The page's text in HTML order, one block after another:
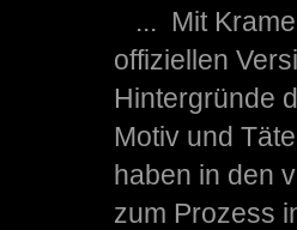
... Mit
offiziellen
Hintergründe
Motiv und
haben in den
zum Prozess